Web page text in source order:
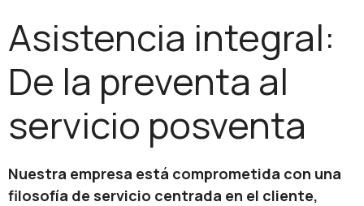
Asistencia integral:
De la preventa al
servicio posventa
Nuestra empresa está comprometida con una
filosofía de servicio centrada en el cliente,